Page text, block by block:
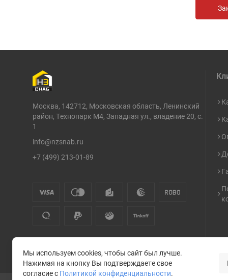
Москва, 142712, Московская область, Ленинский
район, Технопарк М4, Западная ул., владение 20, с.
1
info@nzsnab.ru
+7 (499) 213-01-89
Мы используем cookies, чтобы сайт был лучше.
Нажимая на кнопку Вы подтверждаете свое
согласие с Политикой конфиденциальности.